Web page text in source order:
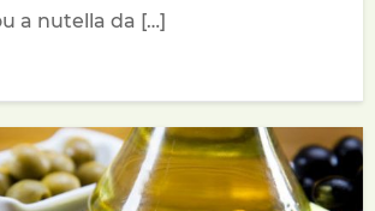
a nutella da […]